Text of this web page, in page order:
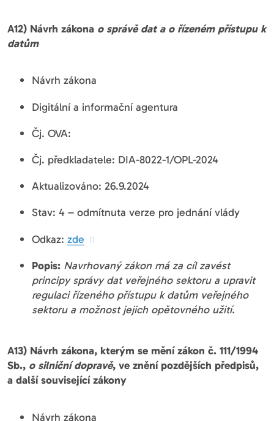
A12) Návrh zákona o správě dat a o řízeném přístupu k
datům
Návrh zákona
Digitální a informační agentura
Čj. OVA:
Čj. předkladatele: DIA-8022-1/OPL-2024
Aktualizováno: 26.9.2024
Stav: 4 – odmítnuta verze pro jednání vlády
Odkaz: zde
Popis: Navrhovaný zákon má za cíl zavést
principy správy dat veřejného sektoru a upravit
regulaci řízeného přístupu k datům veřejného
sektoru a možnost jejich opětovného užití.
A13) Návrh zákona, kterým se mění zákon č. 111/1994
Sb., o silniční dopravě, ve znění pozdějších předpisů,
a další související zákony
Návrh zákona